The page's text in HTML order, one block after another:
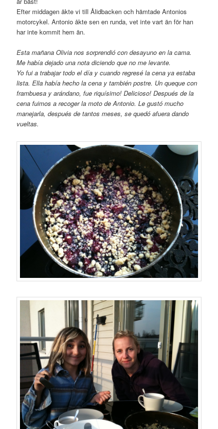
Efter middagen åkte vi till Ålidbacken och hämtade Antonios
motorcykel. Antonio åkte sen en runda, vet inte vart än för han
har inte kommit hem än.
Esta mañana Olivia nos sorprendió con desayuno en la cama.
Me había dejado una nota diciendo que no me levante.
Yo fui a trabajar todo el día y cuando regresé la cena ya estaba
lista. Ella había hecho la cena y también postre. Un queque con
frambuesa y arándano, fue riquísimo! Delicioso! Después de la
cena fuimos a recoger la moto de Antonio. Le gustó mucho
manejarla, después de tantos meses, se quedó afuera dando
vueltas.